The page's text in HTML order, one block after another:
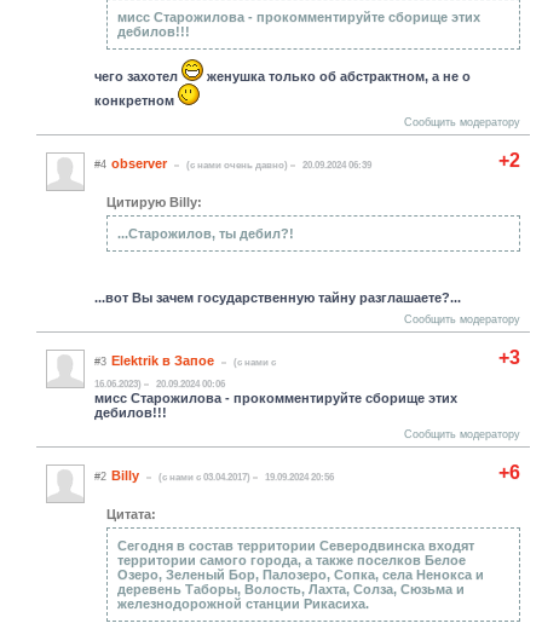
мисс Старожилова - прокомментируйте сборище этих
дебилов!!!
чего захотел
женушка только об абстрактном, а не о
конкретном
Сообщить модератору
+2
#4 observer (c нами очень давно) 20.09.2024 06:39
Цитирую Billy:
...Старожилов, ты дебил?!
...вот Вы зачем государственную тайну разглашаете?...
Сообщить модератору
+3
#3 Elektrik в Запое
(c нами с
16.06.2023)
20.09.2024 00:06
мисс Старожилова - прокомментируйте сборище этих
дебилов!!!
Сообщить модератору
+6
#2 Billy (c нами с 03.04.2017) 19.09.2024 20:56
Цитата:
Сегодня в состав территории Северодвинска входят
территории самого города, а также поселков Белое
Озеро, Зеленый Бор, Палозеро, Сопка, села Ненокса и
деревень Таборы, Волость, Лахта, Солза, Сюзьма и
железнодорожной станции Рикасиха.